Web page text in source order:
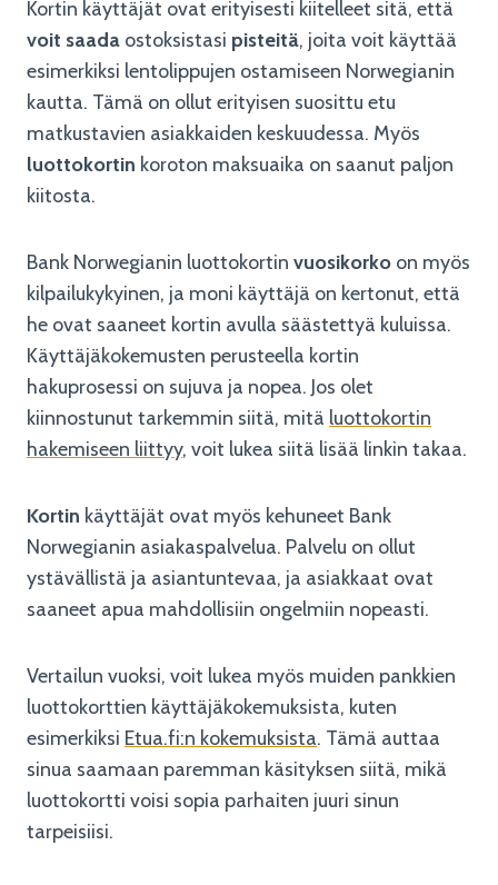
Kortin käyttäjät ovat erityisesti kiitelleet sitä, että
voit saada ostoksistasi pisteitä, joita voit käyttää
esimerkiksi lentolippujen ostamiseen Norwegianin
kautta. Tämä on ollut erityisen suosittu etu
matkustavien asiakkaiden keskuudessa. Myös
luottokortin koroton maksuaika on saanut paljon
kiitosta.
Bank Norwegianin luottokortin vuosikorko on myös
kilpailukykyinen, ja moni käyttäjä on kertonut, että
he ovat saaneet kortin avulla säästettyä kuluissa.
Käyttäjäkokemusten perusteella kortin
hakuprosessi on sujuva ja nopea. Jos olet
kiinnostunut tarkemmin siitä, mitä luottokortin
hakemiseen liittyy, voit lukea siitä lisää linkin takaa.
Kortin käyttäjät ovat myös kehuneet Bank
Norwegianin asiakaspalvelua. Palvelu on ollut
ystävällistä ja asiantuntevaa, ja asiakkaat ovat
saaneet apua mahdollisiin ongelmiin nopeasti.
Vertailun vuoksi, voit lukea myös muiden pankkien
luottokorttien käyttäjäkokemuksista, kuten
esimerkiksi Etua.fi:n kokemuksista. Tämä auttaa
sinua saamaan paremman käsityksen siitä, mikä
luottokortti voisi sopia parhaiten juuri sinun
tarpeisiisi.